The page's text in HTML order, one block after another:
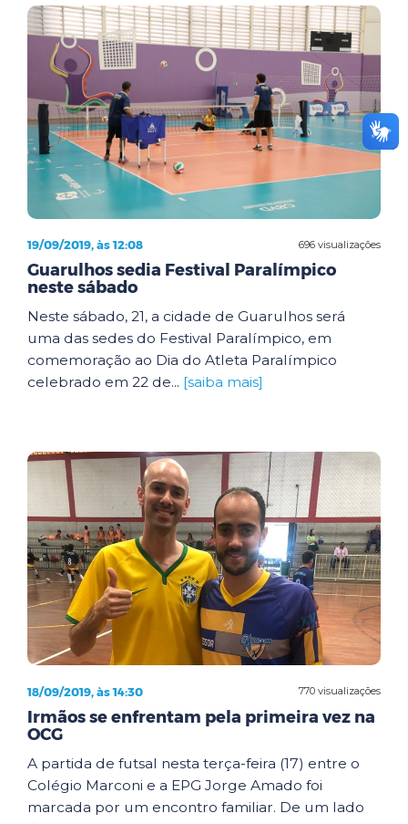
696 visualizações
19/09/2019, às 12:08
Guarulhos sedia Festival Paralímpico
neste sábado
Neste sábado, 21, a cidade de Guarulhos será
uma das sedes do Festival Paralímpico, em
comemoração ao Dia do Atleta Paralímpico
celebrado em 22 de... [saiba mais]
770 visualizações
18/09/2019, às 14:30
Irmãos se enfrentam pela primeira vez na
OCG
A partida de futsal nesta terça-feira (17) entre o
Colégio Marconi e a EPG Jorge Amado foi
marcada por um encontro familiar. De um lado